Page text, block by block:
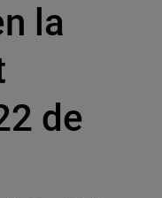
la
de